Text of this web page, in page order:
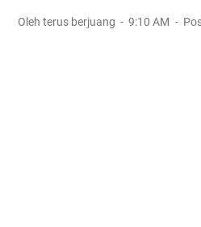
Oleh terus berjuang 9:10 AM